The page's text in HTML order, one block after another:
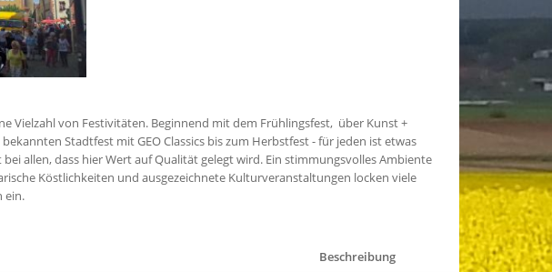
Vielzahl von Festivitäten. Beginnend mit dem Frühlingsfest, über Kunst +
Stadtfest mit GEO Classics bis zum Herbstfest - für jeden ist etwas
allen, dass hier Wert auf Qualität gelegt wird. Ein stimmungsvolles Ambiente
Köstlichkeiten und ausgezeichnete Kulturveranstaltungen locken viele
ein.
Beschreibung